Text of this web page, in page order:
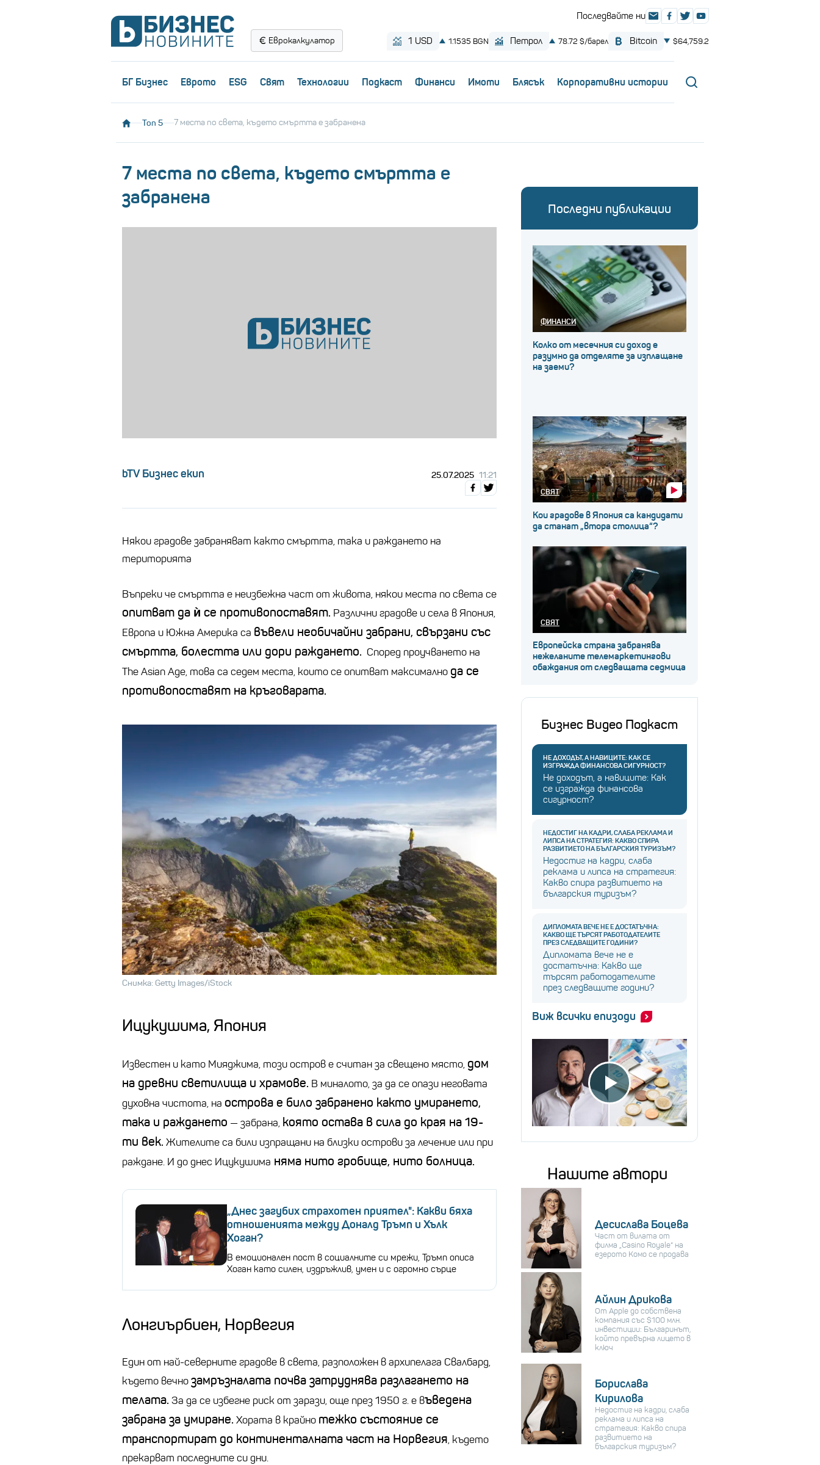
Еврокалкулатор
БГ Бизнес Еврото ESG Свят Технологии Пoдкаст Финанси Имоти Блясък Корпоративни истории
Топ 5 7 места по света, където смъртта е забранена
7 места по света, където смъртта е
забранена
bTV Бизнес екип 25.07.2025 11:21
Някои градове забраняват както смъртта, така и раждането на
територията
Въпреки че смъртта е неизбежна част от живота, някои места по света се
опитват да ѝ се противопоставят. Различни градове и села в Япония,
Европа и Южна Америка са въвели необичайни забрани, свързани със
смъртта, болестта или дори раждането. Според проучването на
The Asian Age, това са седем места, които се опитват максимално да се
противопоставят на кръговарата.
Снимка: Getty Images/iStock
Ицукушима, Япония
Известен и като Мияджима, този остров е считан за свещено място, дом
на древни светилища и храмове. В миналото, за да се опази неговата
духовна чистота, на острова е било забранено както умирането,
така и раждането — забрана, която остава в сила до края на 19-
ти век. Жителите са били изпращани на близки острови за лечение или при
раждане. И до днес Ицукушима няма нито гробище, нито болница.
„Днес загубих страхотен приятел": Какви бяха
отношенията между Доналд Тръмп и Хълк
Хоган?
В емоционален пост в социалните си мрежи, Тръмп описа
Хоган като силен, издръжлив, умен и с огромно сърце
Лонгиърбиен, Норвегия
Един от най-северните градове в света, разположен в архипелага Свалбард,
където вечнозамръзналата почва затруднява разлагането на
телата. За да се избегне риск от зарази, още през 1950 г. е въведена
забрана за умиране. Хората в крайно тежко състояние се
транспортират до континенталната част на Норвегия, където
прекарват последните си дни.
Последни публикации
ФИНАНСИ
Колко от месечния си доход е
разумно да отделяте за изплащане
на заеми?
СВЯТ
Кои градове в Япония са кандидати
да станат „втора столица“?
СВЯТ
Европейска страна забранява
нежеланите телемаркетингови
обаждания от следващата седмица
Бизнес Видео Подкаст
НЕ ДОХОДЪТ, А НАВИЦИТЕ: КАК СЕ
ИЗГРАЖДА ФИНАНСОВА СИГУРНОСТ?
Не доходът, а навиците: Как
се изгражда финансова
сигурност?
НЕДОСТИГ НА КАДРИ, СЛАБА РЕКЛАМА И
ЛИПСА НА СТРАТЕГИЯ: КАКВО СПИРА
РАЗВИТИЕТО НА БЪЛГАРСКИЯ ТУРИЗЪМ?
Недостиг на кадри, слаба
реклама и липса на стратегия:
Какво спира развитието на
българския туризъм?
ДИПЛОМАТА ВЕЧЕ НЕ Е ДОСТАТЪЧНА:
КАКВО ЩЕ ТЪРСЯТ РАБОТОДАТЕЛИТЕ
ПРЕЗ СЛЕДВАЩИТЕ ГОДИНИ?
Дипломата вече не е
достатъчна: Какво ще
търсят работодателите
през следващите години?
Виж всички епизоди
Нашите автори
Десислава Боцева
Част от вилата от
филма „Casino Royale“ на
езерото Комо се продава
Айлин Дрикова
От Apple до собствена
компания със $100 млн.
инвестиции: Българинът,
който превърна лицето в
ключ
Борислава
Кирилова
Недостиг на кадри, слаба
реклама и липса на
стратегия: Какво спира
развитието на
българския туризъм?